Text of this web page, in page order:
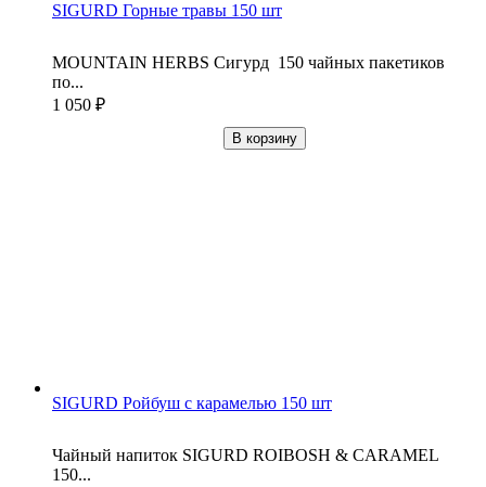
SIGURD Горные травы 150 шт
MOUNTAIN HERBS Сигурд 150 чайных пакетиков
по...
1 050 ₽
В корзину
SIGURD Ройбуш с карамелью 150 шт
Чайный напиток SIGURD ROIBOSH & CARAMEL
150...